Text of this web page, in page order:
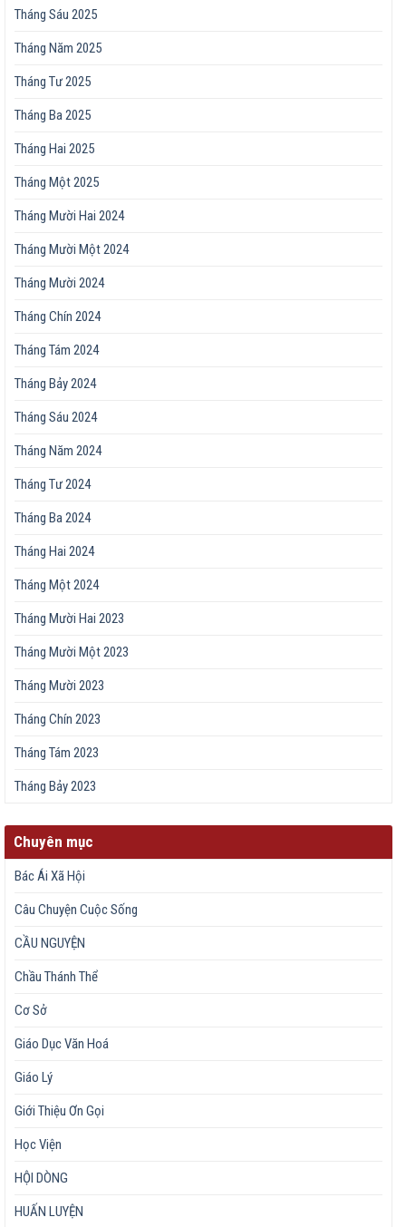
Tháng Sáu 2025
Tháng Năm 2025
Tháng Tư 2025
Tháng Ba 2025
Tháng Hai 2025
Tháng Một 2025
Tháng Mười Hai 2024
Tháng Mười Một 2024
Tháng Mười 2024
Tháng Chín 2024
Tháng Tám 2024
Tháng Bảy 2024
Tháng Sáu 2024
Tháng Năm 2024
Tháng Tư 2024
Tháng Ba 2024
Tháng Hai 2024
Tháng Một 2024
Tháng Mười Hai 2023
Tháng Mười Một 2023
Tháng Mười 2023
Tháng Chín 2023
Tháng Tám 2023
Tháng Bảy 2023
Chuyên mục
Bác Ái Xã Hội
Câu Chuyện Cuộc Sống
CẦU NGUYỆN
Chầu Thánh Thể
Cơ Sở
Giáo Dục Văn Hoá
Giáo Lý
Giới Thiệu Ơn Gọi
Học Viện
HỘI DÒNG
HUẤN LUYỆN